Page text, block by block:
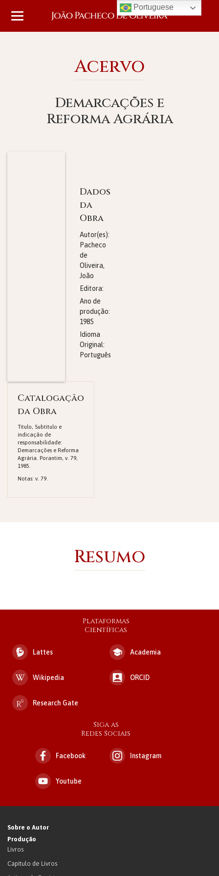
Acervo
Demarcações e
Reforma Agrária
Dados
da
Obra
Autor(es):
Pacheco
de
Oliveira,
João
Editora:
Ano de
produção:
1985
Idioma
Original:
Português
Catalogação
da Obra
Titulo, Subtitulo e
indicação de
responsabilidade:
Demarcações e Reforma
Agrária. Porantim, v. 79,
1985.
Notas: v. 79.
Resumo
Plataformas
Científicas
Lattes Academia
Wikipedia ORCID
Research Gate
Siga as
Redes Sociais
Facebook Instagram
Youtube
Sobre o Autor
Produção
Livros
Capítulo de Livros
Portuguese